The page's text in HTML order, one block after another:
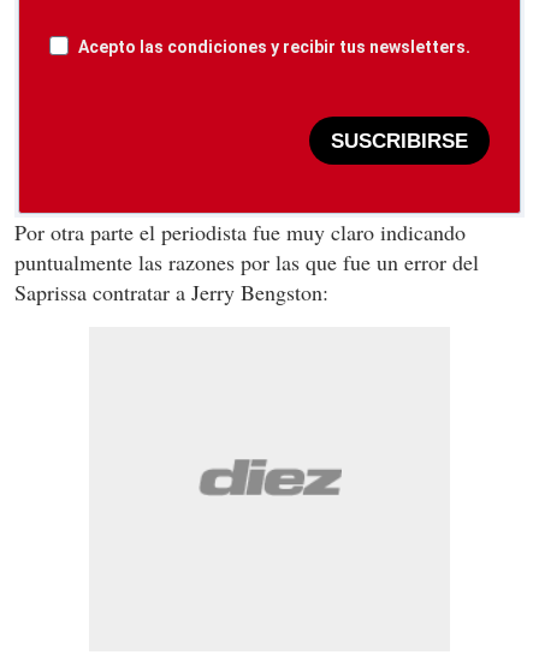
Acepto las condiciones y recibir tus newsletters.
SUSCRIBIRSE
Por otra parte el periodista fue muy claro indicando
puntualmente las razones por las que fue un error del
Saprissa contratar a Jerry Bengston: